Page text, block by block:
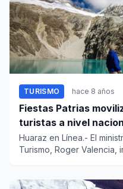
TURISMO hace 8 años
Fiestas Patrias
turistas a nivel
Huaraz en Línea.- El
Turismo, Roger Valencia,